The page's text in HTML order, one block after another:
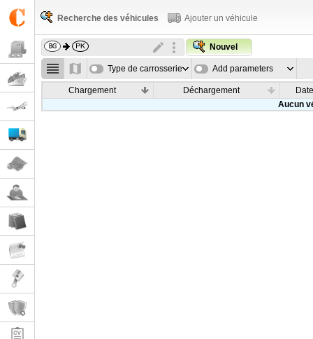
Recherche des véhicules Ajouter un véhicule
Nouvel
Type de carrosserie Add parameters
Chargement Déchargement
Aucun